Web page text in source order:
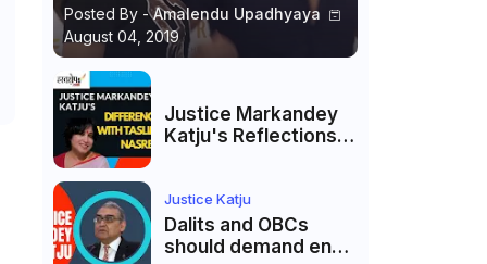
Posted By - Amalendu Upadhyaya
August 04, 2019
Justice Markandey
Katju's Reflections
Nasreen: A Balanced
Critique
Justice Katju
Dalits and OBCs
should demand end